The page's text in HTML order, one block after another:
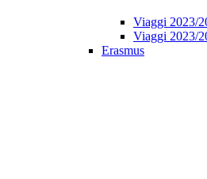
Viaggi 2023/
Viaggi 2023/
Erasmus